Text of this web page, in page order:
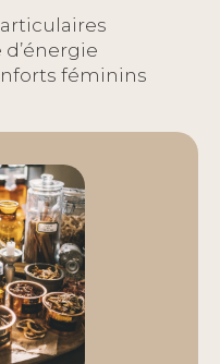
d’énergie
féminins